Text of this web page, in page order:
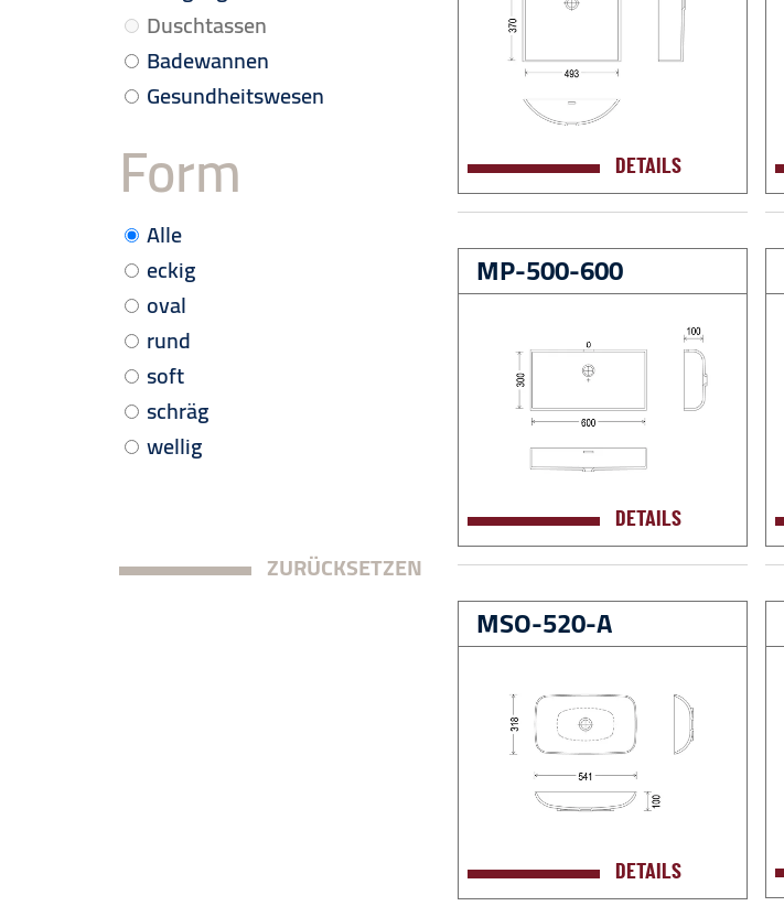
Duschtassen
Badewannen
Gesundheitswesen
Form
Alle
eckig
oval
rund
soft
schräg
wellig
ZURÜCKSETZEN
DETAILS
MP-500-600
DETAILS
MSO-520-A
DETAILS